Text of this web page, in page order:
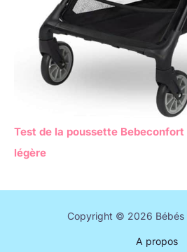
Test de la poussette
légère
Copyright © 2026 Bébés
A propos